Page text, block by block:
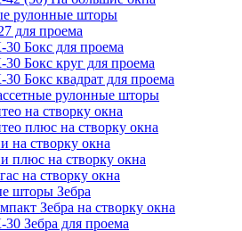
рулонные шторы
для проема
30 Бокс для проема
30 Бокс круг для проема
Бокс квадрат для проема
рулонные шторы
на створку окна
плюс на створку окна
на створку окна
плюс на створку окна
на створку окна
шторы Зебра
Зебра на створку окна
30 Зебра для проема